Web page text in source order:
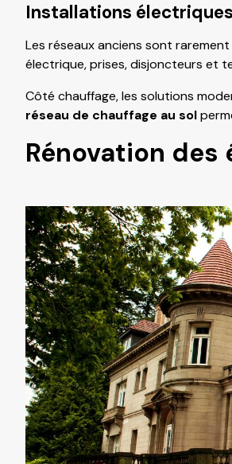
Installations
Les réseaux anciens sont
électrique, prises, disjoncteurs et
Côté chauffage, les solutions
réseau de chauffage au sol
Rénovation